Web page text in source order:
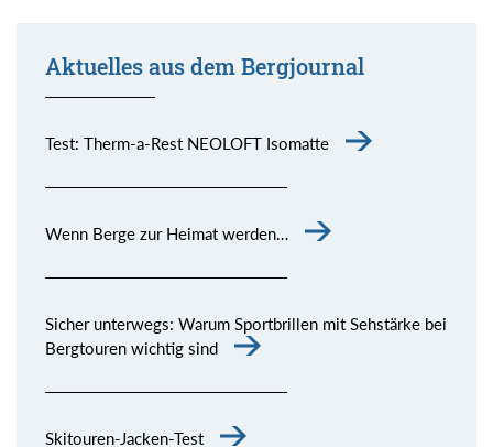
Aktuelles aus dem Bergjournal
Test: Therm-a-Rest NEOLOFT Isomatte
Wenn Berge zur Heimat werden…
Sicher unterwegs: Warum Sportbrillen mit Sehstärke bei
Bergtouren wichtig sind
Skitouren-Jacken-Test